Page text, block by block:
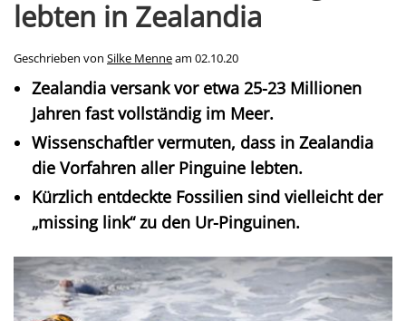
lebten in Zealandia
Geschrieben von Silke Menneam 02.10.20
Zealandia versank vor etwa 25-23 Millionen
Jahren fast vollständig im Meer.
Wissenschaftler vermuten, dass in Zealandia
die Vorfahren aller Pinguine lebten.
Kürzlich entdeckte Fossilien sind vielleicht der
„missing link“ zu den Ur-Pinguinen.